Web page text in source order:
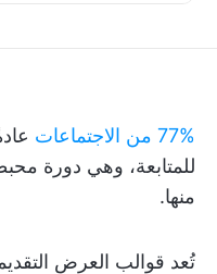
77% من الاجتماعات
للمتابعة، وهي دورة
منها.
تُعد قوالب العرض